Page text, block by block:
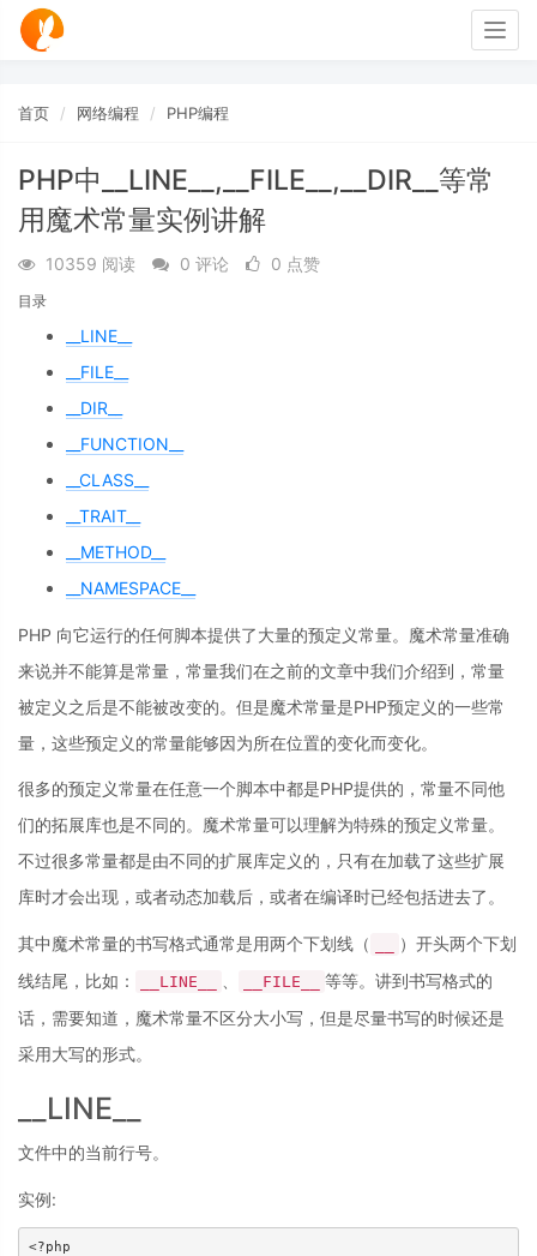
首页 网络编程 PHP编程
PHP中__LINE__,__FILE__,__DIR__等常
用魔术常量实例讲解
10359 阅读 0 评论 0 点赞
目录
__LINE__
__FILE__
__DIR__
__FUNCTION__
__CLASS__
__TRAIT__
__METHOD__
__NAMESPACE__
PHP 向它运行的任何脚本提供了大量的预定义常量。魔术常量准确
来说并不能算是常量，常量我们在之前的文章中我们介绍到，常量
被定义之后是不能被改变的。但是魔术常量是PHP预定义的一些常
量，这些预定义的常量能够因为所在位置的变化而变化。
很多的预定义常量在任意一个脚本中都是PHP提供的，常量不同他
们的拓展库也是不同的。魔术常量可以理解为特殊的预定义常量。
不过很多常量都是由不同的扩展库定义的，只有在加载了这些扩展
库时才会出现，或者动态加载后，或者在编译时已经包括进去了。
其中魔术常量的书写格式通常是用两个下划线（
）开头两个下划
线结尾，比如：
__LINE__ __FILE__
等等。讲到书写格式的
话，需要知道，魔术常量不区分大小写，但是尽量书写的时候还是
采用大写的形式。
__LINE__
文件中的当前行号。
实例:
<?php